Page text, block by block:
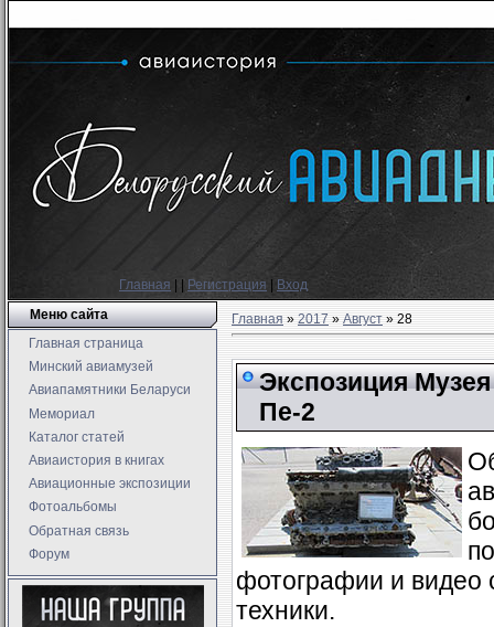
Главная Регистрация
Вход
Меню сайта
Главная страница
Минский авиамузей
Авиапамятники Беларуси
Мемориал
Каталог статей
Авиаистория в книгах
Авиационные экспозиции
Фотоальбомы
Обратная связь
Форум
Главная»2017 » Август » 28
Экспозиция
Пе-2
фотографии и видео
техники.